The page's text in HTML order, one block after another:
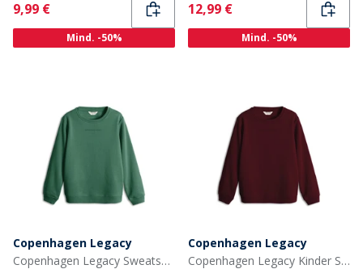
Current
9,99 €
Mind. -50%
Current
12,99 €
Mind. -50%
Copenhagen Legacy
Copenhagen Legacy Sweatshirt Grün
Copenhagen Legacy
Copenhagen Legacy Kinder Sweatshirt Burgunderrot